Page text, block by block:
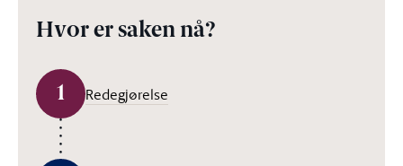
Hvor er saken nå?
1 Redegjørelse